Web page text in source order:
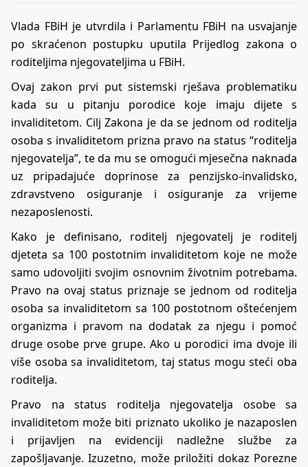
Vlada FBiH je utvrdila i Parlamentu FBiH na usvajanje
po skraćenon postupku uputila Prijedlog zakona o
roditeljima njegovateljima u FBiH.
Ovaj zakon prvi put sistemski rješava problematiku
kada su u pitanju porodice koje imaju dijete s
invaliditetom. Cilj Zakona je da se jednom od roditelja
osoba s invaliditetom prizna pravo na status “roditelja
njegovatelja”, te da mu se omogući mjesečna naknada
uz pripadajuće doprinose za penzijsko-invalidsko,
zdravstveno osiguranje i osiguranje za vrijeme
nezaposlenosti.
Kako je definisano, roditelj njegovatelj je roditelj
djeteta sa 100 postotnim invaliditetom koje ne može
samo udovoljiti svojim osnovnim životnim potrebama.
Pravo na ovaj status priznaje se jednom od roditelja
osoba sa invaliditetom sa 100 postotnom oštećenjem
organizma i pravom na dodatak za njegu i pomoć
druge osobe prve grupe. Ako u porodici ima dvoje ili
više osoba sa invaliditetom, taj status mogu steći oba
roditelja.
Pravo na status roditelja njegovatelja osobe sa
invaliditetom može biti priznato ukoliko je nazaposlen
i prijavljen na evidenciji nadležne službe za
zapošljavanje. Izuzetno, može priložiti dokaz Porezne